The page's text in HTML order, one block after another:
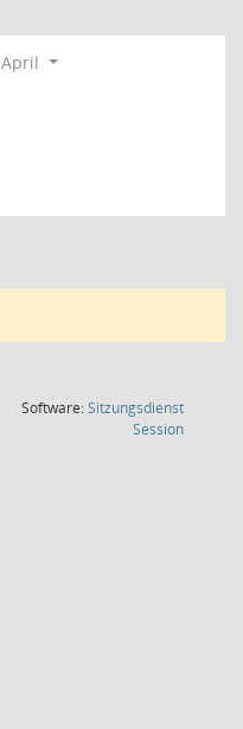
April
Software:Sitzungsdienst
Session(Wird in